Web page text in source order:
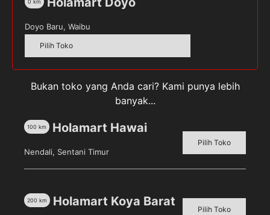
-Mudah menempel
-Makanan tetap bersih
-Aman untuk makanan
Jaga makanan agar tetap segar dan bersih dengan
produk yang berkualitas food grade ini. Terbuat dari
bahan yang mudah menempel pada semua jenis
wadah
Produk Terkait
0 km
Doyo Baru, Waibu
Pilih Toko
Bukan toko yang Anda cari? Kami punya lebih
banyak...
Holamart Hawai
100 km
Nendali, Sentani Timur
Pilih Toko
Holamart Koya Barat
200 km
Pilih Toko